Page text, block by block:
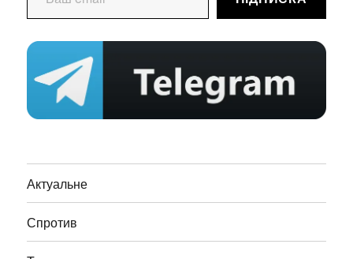
Актуальне
Спротив